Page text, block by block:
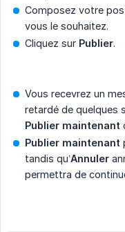
Composez votre
vous le souhaitez.
Cliquez sur Publier.
Vous recevrez un
retardé de quelques
Publier maintenant
Publier maintenant
tandis qu’Annuler
permettra de